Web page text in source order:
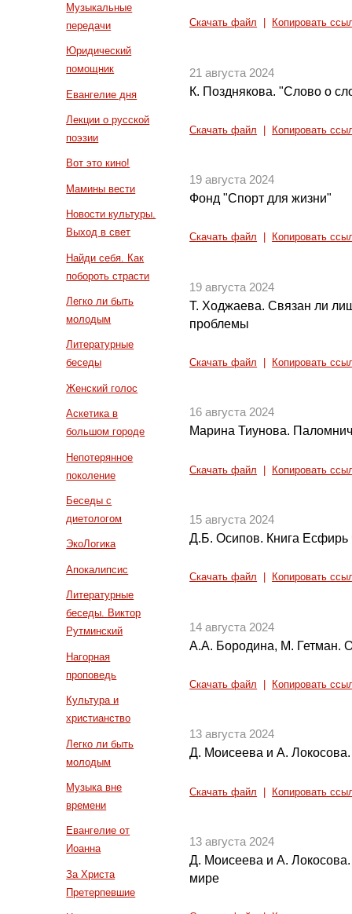
Музыкальные
передачи
Юридический
помощник
Евангелие дня
Лекции о русской
поэзии
Вот это кино!
Мамины вести
Новости культуры.
Выход в свет
Найди себя. Как
побороть страсти
Легко ли быть
молодым
Литературные
беседы
Женский голос
Аскетика в
большом городе
Непотерянное
поколение
Беседы с
диетологом
ЭкоЛогика
Апокалипсис
Литературные
беседы. Виктор
Рутминский
Нагорная
проповедь
Культура и
христианство
Легко ли быть
молодым
Музыка вне
времени
Евангелие от
Иоанна
За Христа
Претерпевшие
Скачать файл Копировать
21 августа 2024
К. Позднякова. "Слово о
Скачать файл Копировать
19 августа 2024
Фонд "Спорт для жизни"
Скачать файл Копировать
19 августа 2024
Т. Ходжаева. Связан ли
проблемы
Скачать файл Копировать
16 августа 2024
Марина Тиунова.
Скачать файл Копировать
15 августа 2024
Д.Б. Осипов. Книга Есфирь
Скачать файл Копировать
14 августа 2024
А.А. Бородина, М. Гетман.
Скачать файл Копировать
13 августа 2024
Д. Моисеева и А.
Скачать файл Копировать
13 августа 2024
Д. Моисеева и А.
мире